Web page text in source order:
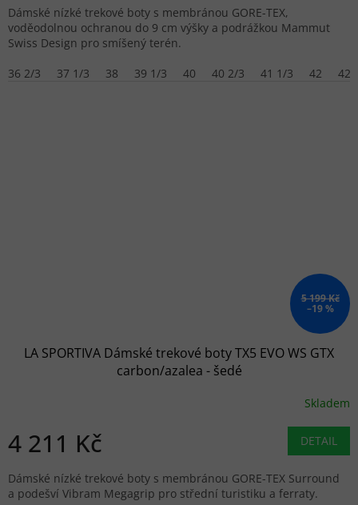
Dámské nízké trekové boty s membránou GORE-TEX,
voděodolnou ochranou do 9 cm výšky a podrážkou Mammut
Swiss Design pro smíšený terén.
36 2/3
37 1/3 38 39 1/3 40 40 2/3 41 1/3 42 42
5 199 Kč
–19 %
LA SPORTIVA Dámské trekové boty TX5 EVO WS GTX
carbon/azalea - šedé
Skladem
4 211 Kč DETAIL
Dámské nízké trekové boty s membránou GORE-TEX Surround
a podešví Vibram Megagrip pro střední turistiku a ferraty.